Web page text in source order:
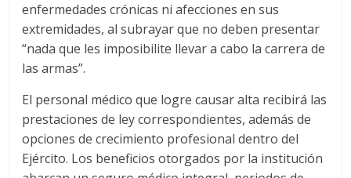
enfermedades crónicas ni afecciones en sus
extremidades, al subrayar que no deben presentar
“nada que les imposibilite llevar a cabo la carrera de
las armas”.
El personal médico que logre causar alta recibirá las
prestaciones de ley correspondientes, además de
opciones de crecimiento profesional dentro del
Ejército. Los beneficios otorgados por la institución